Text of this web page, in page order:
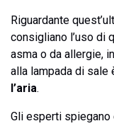
Riguardante
consigliano l’uso di
asma o da allergie,
alla lampada di sale
l’aria.
Gli esperti spiegano